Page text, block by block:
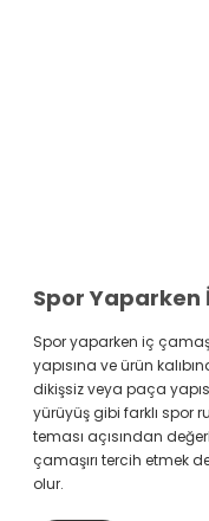
Spor yaparken iç
yapısına ve ürün
dikişsiz veya paça
yürüyüş gibi farklı spor
teması açısından
çamaşırı tercih etmek
olur.